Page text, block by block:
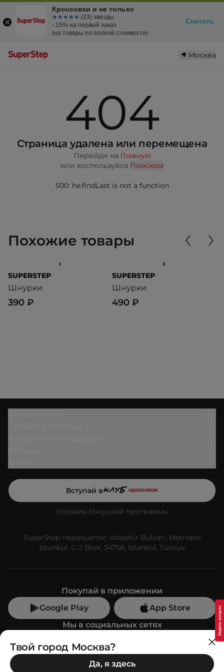
Москва
404
Страница удалена или перемещена
Перейди на Главную
или воспользуйся Поиском
500: he.findLast is not a function
Похожие товары
SUPERSTEP
Шнурки
390 ₽
SUPERSTEP
Шнурки
490 ₽
Вступай в
Условия бонусной программы
SuperStep Headquarter: Ataşehir Bulvarı, Metropol
İstanbul, C-2 Blok, 34758, İstanbul, Türkiye
Покупай в приложении
Google Play
App Store
Мы в социальных сетях
Позвони нам
+7 (499) 350-55-33
Твой город Москва?
Да, я здесь
Кроссовки и не только
☆☆☆☆☆
★★★★★ (23) звезды
- 15% на первый заказ
(на товары по полной стоимости)
Скачать